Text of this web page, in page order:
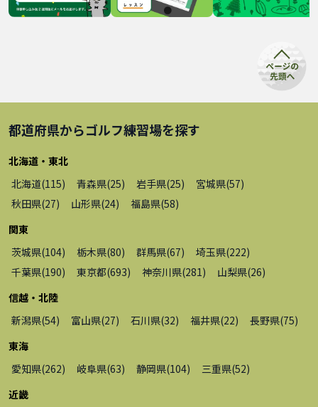
都道府県からゴルフ練習場を探す
北海道・東北
北海道(115) 青森県(25) 岩手県(25) 宮城県(57)
秋田県(27) 山形県(24) 福島県(58)
関東
茨城県(104) 栃木県(80) 群馬県(67) 埼玉県(222)
千葉県(190) 東京都(693) 神奈川県(281 ) 山梨県(26)
信越・北陸
新潟県(54) 富山県(27) 石川県(32) 福井県(22) 長野県(75)
東海
愛知県(262) 岐阜県(63) 静岡県(104) 三重県(52)
近畿